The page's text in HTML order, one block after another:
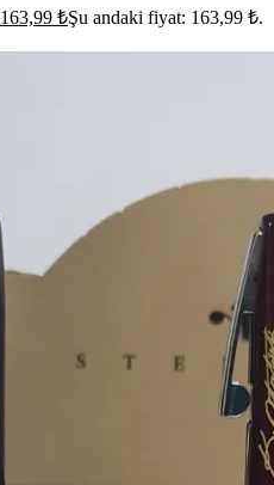
163,99 ₺Şu andaki fiyat: 163,99 ₺.